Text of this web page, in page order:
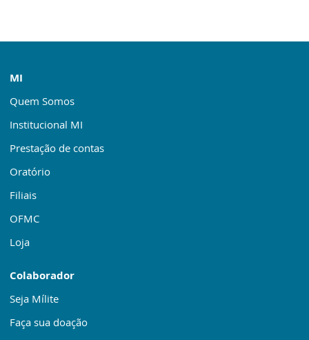
MI
Quem Somos
Institucional MI
Prestação de contas
Oratório
Filiais
OFMC
Loja
Colaborador
Seja Mílite
Faça sua doação